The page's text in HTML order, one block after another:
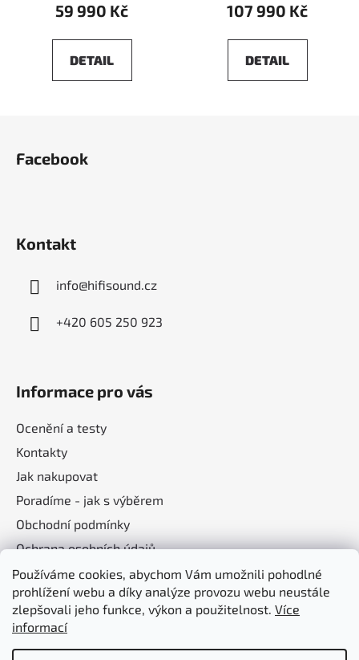
Používáme cookies, abychom Vám umožnili pohodlné
prohlížení webu a díky analýze provozu webu neustále
zlepšovali jeho funkce, výkon a použitelnost. Více
informací
59 990 Kč
DETAIL
107 990 Kč
DETAIL
Facebook
Kontakt
info@hifisound.cz
+420 605 250 923
Informace pro vás
Ocenění a testy
Kontakty
Jak nakupovat
Poradíme - jak s výběrem
Obchodní podmínky
Ochrana osobních údajů
Nákupní košík
0KS /0 KČ